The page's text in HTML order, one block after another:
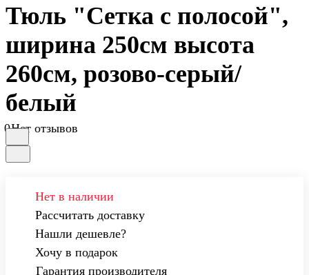
Тюль "Сетка с полосой",
ширина 250см высота
260см, розово-серый/
белый
0Нет отзывов
Нет в наличии
Рассчитать доставку
Нашли дешевле?
Хочу в подарок
Гарантия производителя